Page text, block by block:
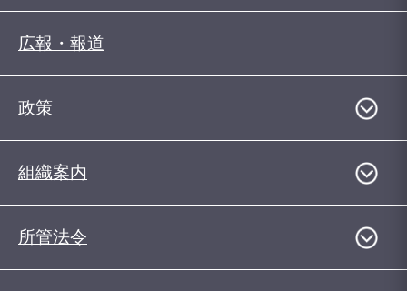
広報・報道
政策
組織案内
所管法令